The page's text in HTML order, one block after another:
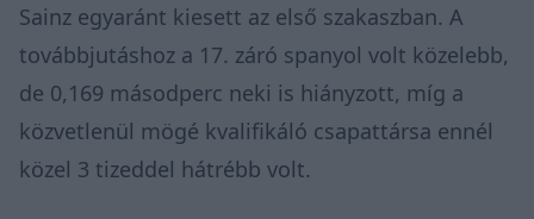
Sainz egyaránt kiesett az első szakaszban. A
továbbjutáshoz a 17. záró spanyol volt közelebb,
de 0,169 másodperc neki is hiányzott, míg a
közvetlenül mögé kvalifikáló csapattársa ennél
közel 3 tizeddel hátrébb volt.